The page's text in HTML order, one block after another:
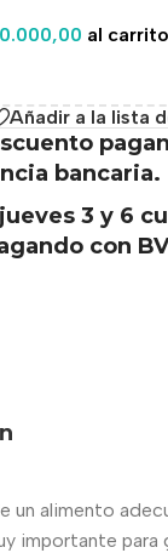
al
Añadir a la lista
bancaria.
3 y 6
con
un alimento
importante para